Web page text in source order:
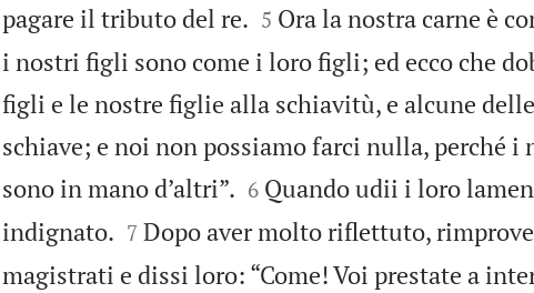
pagare il tributo del re.
5 Ora la nostra carne è
i nostri figli sono come i loro figli; ed ecco che
figli e le nostre figlie alla schiavitù, e alcune
schiave; e noi non possiamo farci nulla, perché i
sono in mano d’altri”.
6 Quando udii i loro
indignato.
7 Dopo aver molto riflettuto,
magistrati e dissi loro: “Come! Voi prestate a